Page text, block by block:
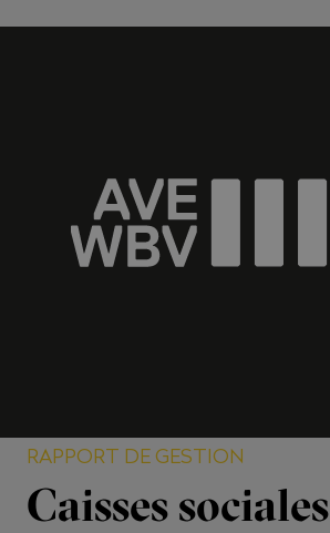
RAPPORT DE GESTION
Caisses sociales